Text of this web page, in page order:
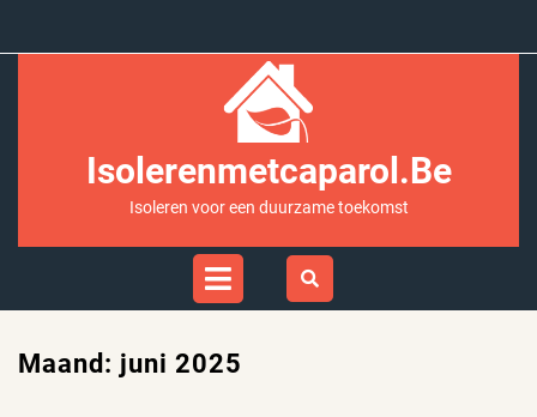
Isolerenmetcaparol.be
Isoleren voor een duurzame toekomst
Open
Maand: juni 2025